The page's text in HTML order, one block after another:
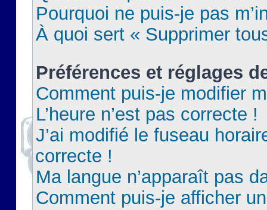
Pourquoi ne puis-je pas
À quoi sert « Supprimer
Préférences et réglages
Comment puis-je modifier
L’heure n’est pas correcte !
J’ai modifié le fuseau
correcte !
Ma langue n’apparaît pas
Comment puis-je afficher